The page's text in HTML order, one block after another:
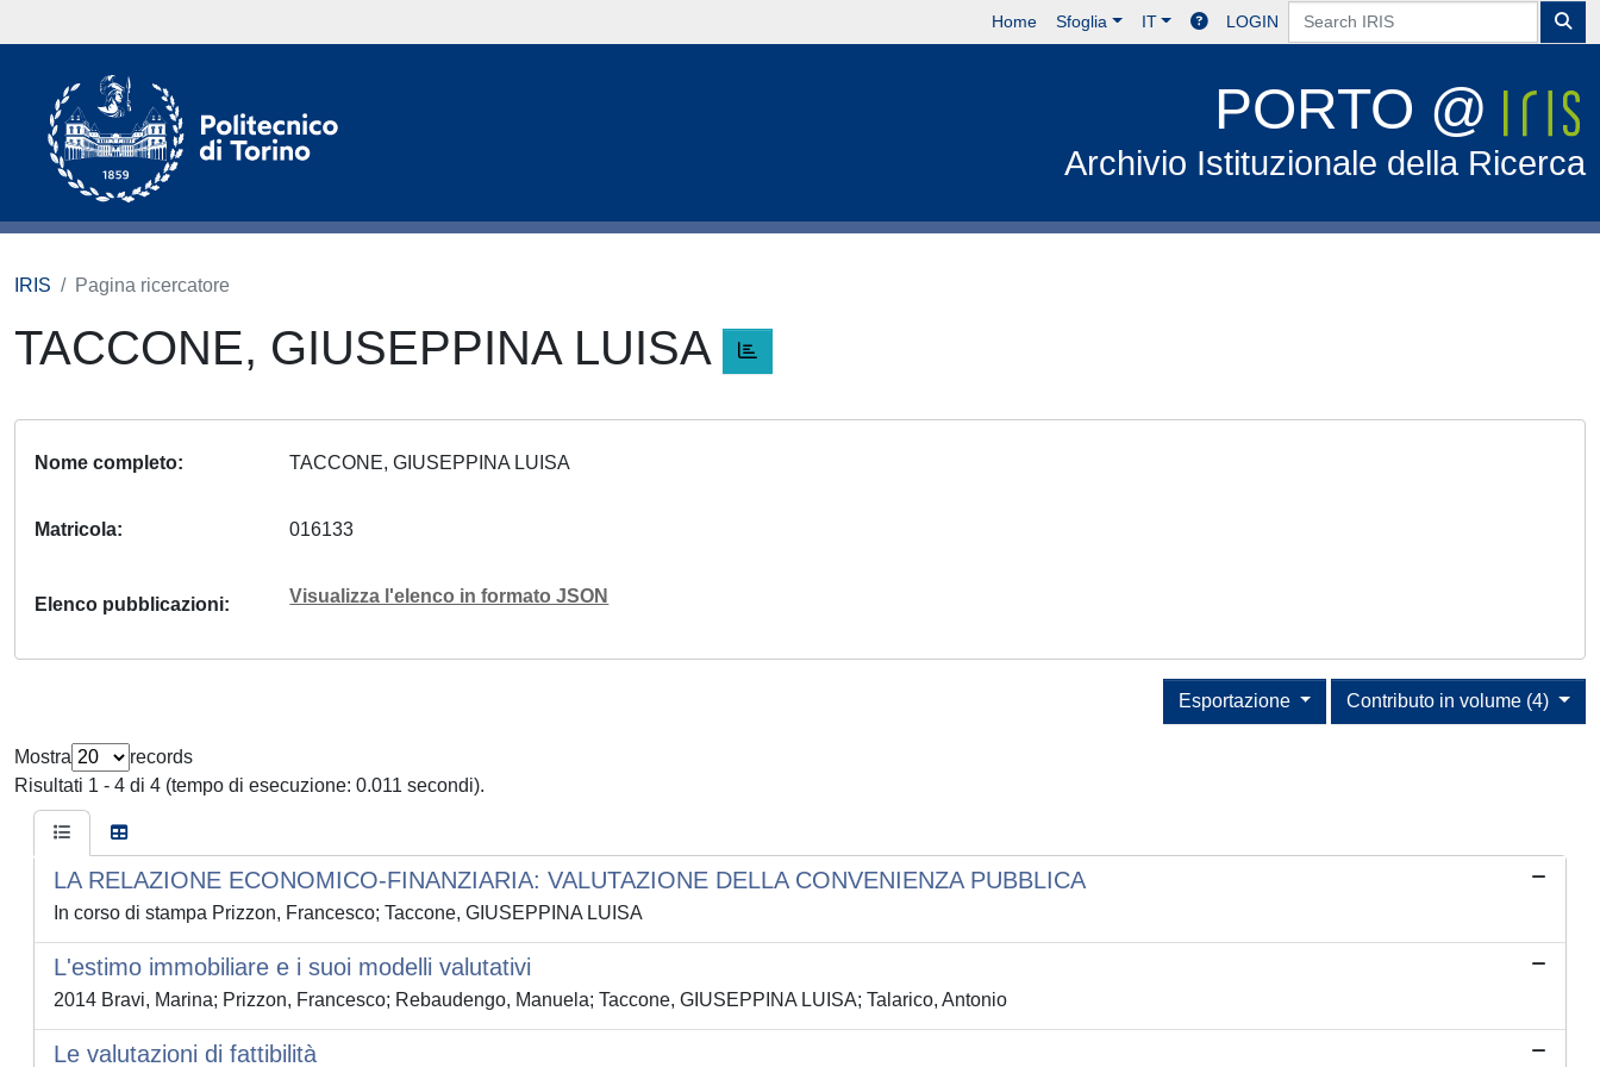
Home Sfoglia IT LOGIN
PORTO @
Archivio Istituzionale della Ricerca
IRIS Pagina ricercatore
TACCONE, GIUSEPPINA LUISA
Nome completo TACCONE, GIUSEPPINA LUISA
Matricola 016133
Elenco pubblicazioni Visualizza l'elenco in formato JSON
Contributo in volume (4)
Esportazione
Mostra
records
Risultati 1 - 4 di 4 (tempo di esecuzione: 0.011 secondi).
LA RELAZIONE ECONOMICO-FINANZIARIA: VALUTAZIONE DELLA CONVENIENZA PUBBLICA
In corso di stampa Prizzon, Francesco; Taccone, GIUSEPPINA LUISA
L'estimo immobiliare e i suoi modelli valutativi
2014 Bravi, Marina; Prizzon, Francesco; Rebaudengo, Manuela; Taccone, GIUSEPPINA LUISA; Talarico, Antonio
Le valutazioni di fattibilità